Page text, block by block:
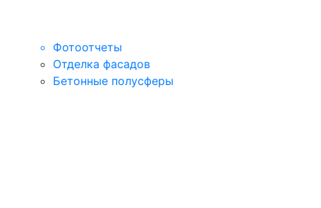
Фотоотчеты
Отделка фасадов
Бетонные полусферы